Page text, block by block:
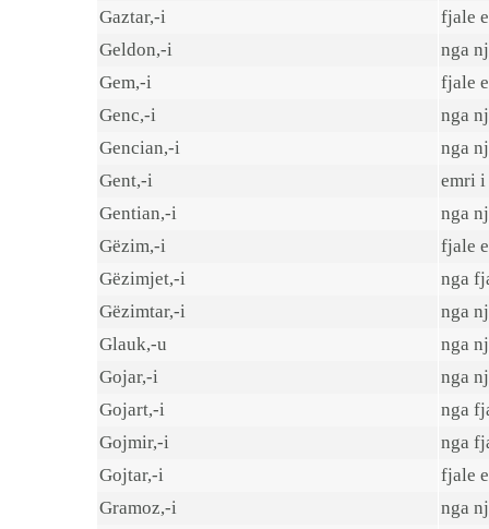
Gaztar,-i
fjale
Geldon,-i
nga
Gem,-i
fjale
Genc,-i
nga
Gencian,-i
nga
Gent,-i
emri
Gentian,-i
nga
Gëzim,-i
fjale
Gëzimjet,-i
nga
Gëzimtar,-i
nga
Glauk,-u
nga
Gojar,-i
nga
Gojart,-i
nga
Gojmir,-i
nga
Gojtar,-i
fjale
Gramoz,-i
nga